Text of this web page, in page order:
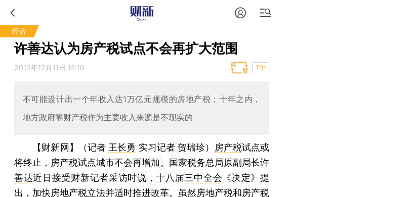
经济
许善达认为房产税试点不会再扩大范围
2013年12月11日 15:10 T中
不可能设计出一个年收入达1万亿元规模的房地产税；十年之内，
地方政府靠财产税作为主要收入来源是不现实的
【财新网】（记者 王长勇 实习记者 贺瑞珍） 房产税试点或
将终止，房产税试点城市不会再增加。国家税务总局原副局长许
善达近日接受财新记者采访时说，十八届三中全会 《决定》提
出，加快房地产税立法并适时推进改革。虽然房地产税和房产税